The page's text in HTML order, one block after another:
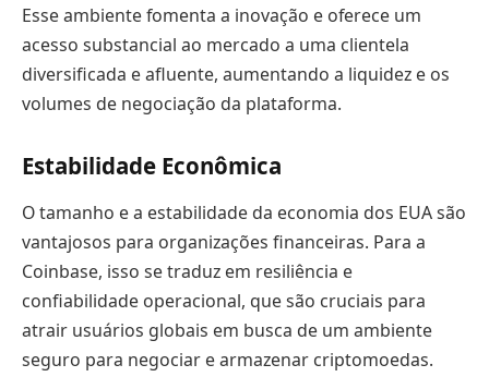
Esse ambiente fomenta a inovação e oferece um
acesso substancial ao mercado a uma clientela
diversificada e afluente, aumentando a liquidez e os
volumes de negociação da plataforma.
Estabilidade Econômica
O tamanho e a estabilidade da economia dos EUA são
vantajosos para organizações financeiras. Para a
Coinbase, isso se traduz em resiliência e
confiabilidade operacional, que são cruciais para
atrair usuários globais em busca de um ambiente
seguro para negociar e armazenar criptomoedas.